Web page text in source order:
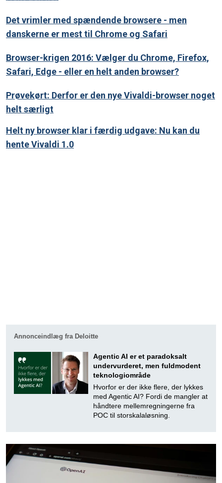
Det vrimler med spændende browsere - men
danskerne er mest til Chrome og Safari
Browser-krigen 2016: Vælger du Chrome, Firefox,
Safari, Edge - eller en helt anden browser?
Prøvekørt: Derfor er den nye Vivaldi-browser noget
helt særligt
Helt ny browser klar i færdig udgave: Nu kan du
hente Vivaldi 1.0
Annonceindlæg fra Deloitte
Agentic AI er et paradoksalt
undervurderet, men fuldmodent
teknologiområde
Hvorfor er der ikke flere, der lykkes
med Agentic AI? Fordi de mangler at
håndtere mellemregningerne fra
POC til storskalaløsning.